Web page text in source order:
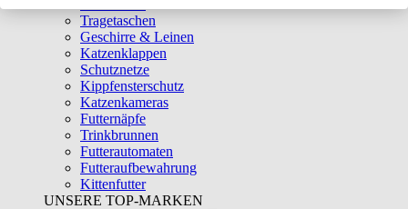
Tragetaschen
Geschirre & Leinen
Katzenklappen
Schutznetze
Kippfensterschutz
Katzenkameras
Futternäpfe
Trinkbrunnen
Futterautomaten
Futteraufbewahrung
Kittenfutter
UNSERE TOP-MARKEN